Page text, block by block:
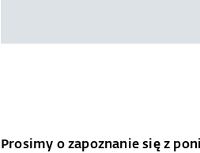
Prosimy o zapoznanie się z